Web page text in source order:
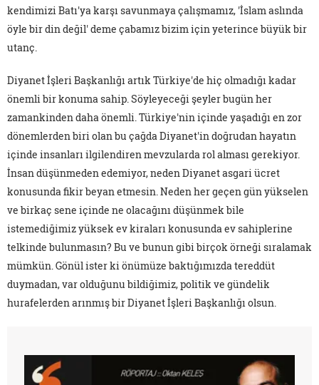
kendimizi Batı'ya karşı savunmaya çalışmamız, 'İslam aslında
öyle bir din değil' deme çabamız bizim için yeterince büyük bir
utanç.
Diyanet İşleri Başkanlığı artık Türkiye'de hiç olmadığı kadar
önemli bir konuma sahip. Söyleyeceği şeyler bugün her
zamankinden daha önemli. Türkiye'nin içinde yaşadığı en zor
dönemlerden biri olan bu çağda Diyanet'in doğrudan hayatın
içinde insanları ilgilendiren mevzularda rol alması gerekiyor.
İnsan düşünmeden edemiyor, neden Diyanet asgari ücret
konusunda fikir beyan etmesin. Neden her geçen gün yükselen
ve birkaç sene içinde ne olacağını düşünmek bile
istemediğimiz yüksek ev kiraları konusunda ev sahiplerine
telkinde bulunmasın? Bu ve bunun gibi birçok örneği sıralamak
mümkün. Gönül ister ki önümüze baktığımızda tereddüt
duymadan, var olduğunu bildiğimiz, politik ve gündelik
hurafelerden arınmış bir Diyanet İşleri Başkanlığı olsun.